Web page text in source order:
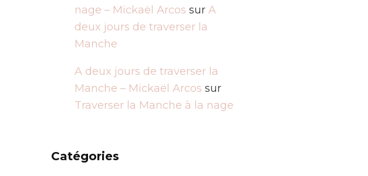
nage – Mickaël Arcos sur A
deux jours de traverser la
Manche
A deux jours de traverser la
Manche – Mickaël Arcos sur
Traverser la Manche à la nage
Catégories